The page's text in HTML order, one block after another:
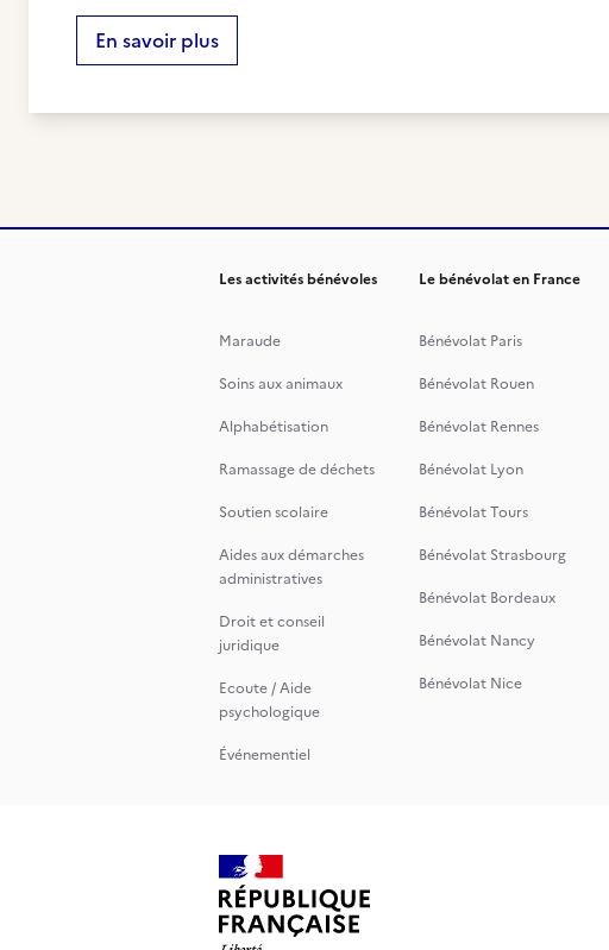
En savoir plus
Les activités bénévoles
Maraude
Soins aux animaux
Alphabétisation
Ramassage de déchets
Soutien scolaire
Aides aux démarches
administratives
Droit et conseil
juridique
Ecoute / Aide
psychologique
Événementiel
Le bénévolat en France
Bénévolat Paris
Bénévolat Rouen
Bénévolat Rennes
Bénévolat Lyon
Bénévolat Tours
Bénévolat Strasbourg
Bénévolat Bordeaux
Bénévolat Nancy
Bénévolat Nice